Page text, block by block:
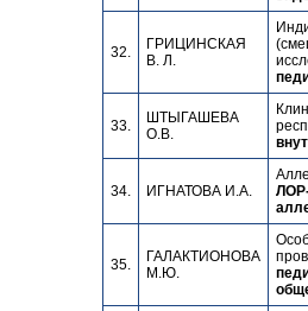
32.
ГРИЦИНСКАЯ
В. Л.
33.
ШТЫГАШЕВА
О.В.
34. ИГНАТОВА И.А.
35.
ГАЛАКТИОНОВА
М.Ю.